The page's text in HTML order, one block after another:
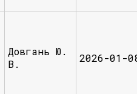
Довгань Ю.
В.
2026-01-